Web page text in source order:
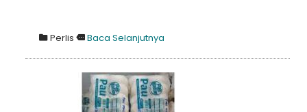
Perlis Baca Selanjutnya